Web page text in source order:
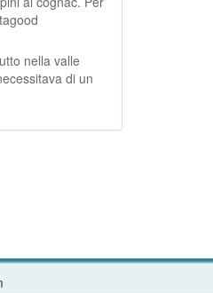
nella valle
di un